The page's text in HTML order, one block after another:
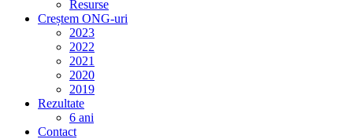
Resurse
Creștem ONG-uri
2023
2022
2021
2020
2019
Rezultate
6 ani
Contact